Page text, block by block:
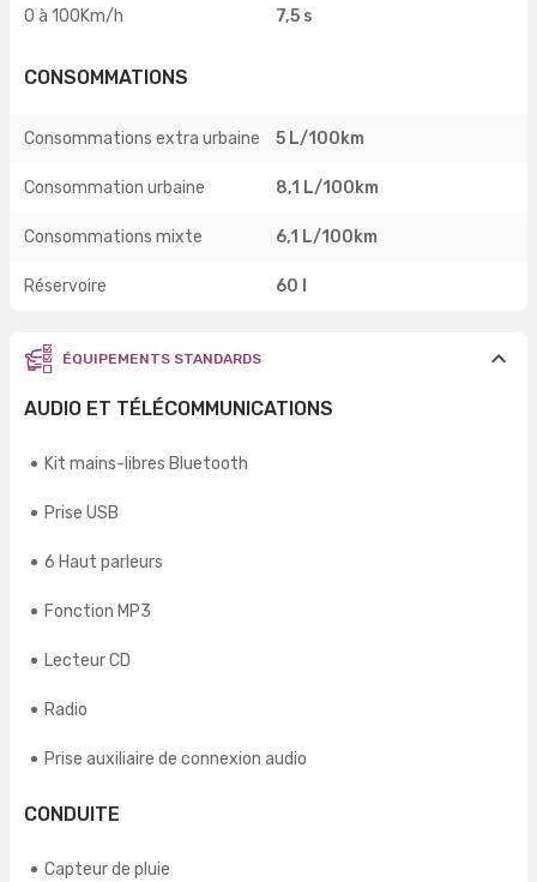
0 à 100Km/h 7,5 s
CONSOMMATIONS
Consommations extra urbaine 5 L/100km
Consommation urbaine 8,1 L/100km
Consommations mixte 6,1 L/100km
Réservoire 60 l
ÉQUIPEMENTS STANDARDS
AUDIO ET TÉLÉCOMMUNICATIONS
Kit mains-libres Bluetooth
Prise USB
6 Haut parleurs
Fonction MP3
Lecteur CD
Radio
Prise auxiliaire de connexion audio
CONDUITE
Capteur de pluie